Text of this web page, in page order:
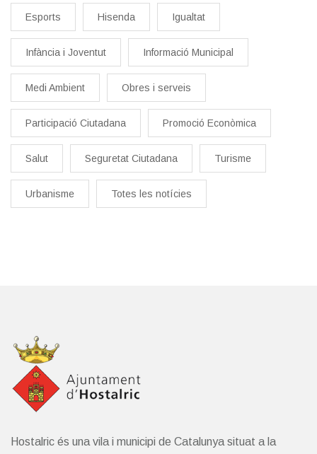
Esports Hisenda Igualtat
Infància i Joventut Informació Municipal
Medi Ambient Obres i serveis
Participació Ciutadana Promoció Econòmica
Salut Seguretat Ciutadana Turisme
Urbanisme Totes les notícies
Hostalric és una vila i municipi de Catalunya situat a la